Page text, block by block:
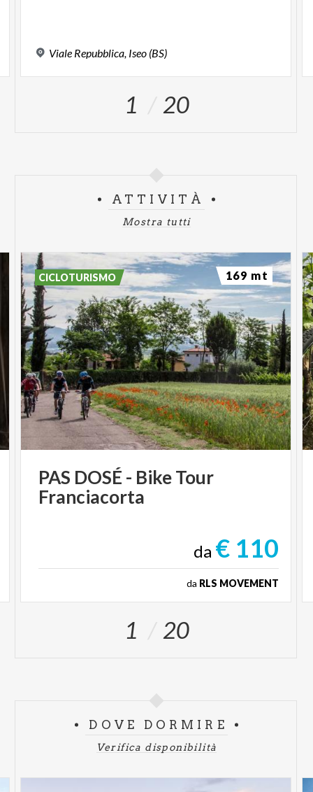
Viale Repubblica, Iseo (BS)
1 20
ATTIVITÀ
Mostra tutti
PAS DOSÉ - BikeTour
Franciacorta
da € 110
da RLS MOVEMENT
CICLOTURISMO 169 mt
1 20
DOVE DORMIRE
Verifica disponibilità